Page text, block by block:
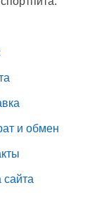
и обмен
сайта